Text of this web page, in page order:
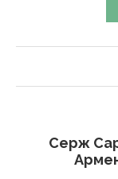
Серж